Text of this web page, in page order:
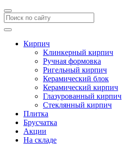
Кирпич
Клинкерный кирпич
Ручная формовка
Ригельный кирпич
Керамический блок
Керамический кирпич
Глазурованный кирпич
Стеклянный кирпич
Плитка
Брусчатка
Акции
На складе